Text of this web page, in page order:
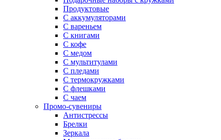
Продуктовые
С аккумуляторами
С вареньем
С книгами
С кофе
С медом
С мультитулами
С пледами
С термокружками
С флешками
С чаем
Промо-сувениры
Антистрессы
Брелки
Зеркала